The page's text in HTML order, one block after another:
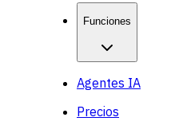
Funciones
Agentes IA
Precios